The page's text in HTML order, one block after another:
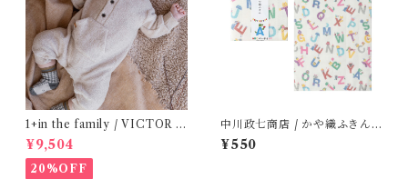
1+in the family / VICTOR (
12m )
¥9,504
20%OFF
中川政七商店 / かや織ふきん (
tupera tupera ABCパーティ
ー)
¥550